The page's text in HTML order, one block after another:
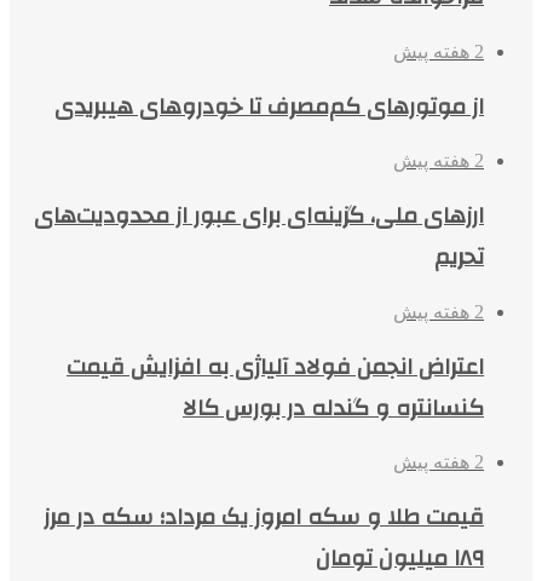
2 هفته پیش
از موتورهای کم‌مصرف تا خودروهای هیبریدی
2 هفته پیش
ارزهای ملی، گزینه‌ای برای عبور از محدودیت‌های
تحریم
2 هفته پیش
اعتراض انجمن فولاد آلیاژی به افزایش قیمت
کنسانتره و گندله در بورس کالا
2 هفته پیش
قیمت طلا و سکه امروز یک مرداد؛ سکه در مرز
۱۸۹ میلیون تومان